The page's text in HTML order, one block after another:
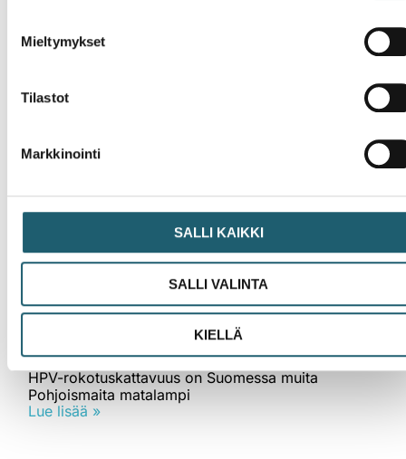
Mieltymykset
Tilastot
Markkinointi
SALLI KAIKKI
SALLI VALINTA
KIELLÄ
Meningokokki – THL
Meningokokkitaudit – Terveyskirjasto
HPV-rokotuskattavuus on Suomessa muita
Pohjoismaita matalampi
Lue lisää »